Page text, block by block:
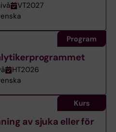
VT2027
HT2026
Program
av sjuka eller för
Kurs